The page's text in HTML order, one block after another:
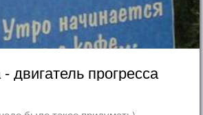
двигатель прогресса